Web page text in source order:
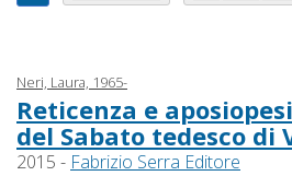
Neri, Laura, 1965-
Reticenza e
del Sabato tedesco di
2015 - Fabrizio Serra Editore